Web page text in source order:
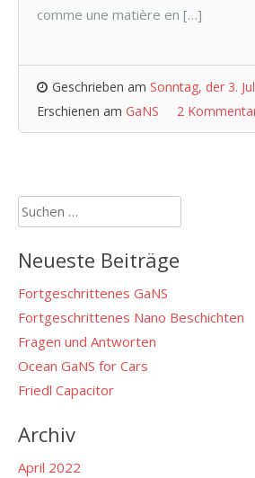
comme une matière en […]
Geschrieben am Sonntag, der 3.
Erschienen am GaNS 2
Suchen
nach:
Neueste Beiträge
Fortgeschrittenes GaNS
Fortgeschrittenes Nano Beschichten
Fragen und Antworten
Ocean GaNS for Cars
Friedl Capacitor
Archiv
April 2022